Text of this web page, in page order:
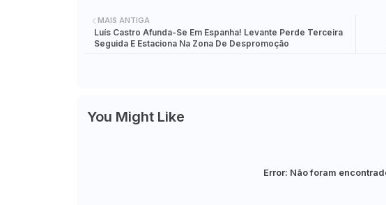
MAIS ANTIGA
Luís Castro Afunda-Se Em Espanha! Levante Perde Terceira
Seguida E Estaciona Na Zona De Despromoção
You Might Like
Error: Não foram